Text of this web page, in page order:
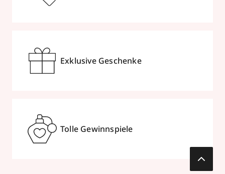
Exklusive Geschenke
Tolle Gewinnspiele